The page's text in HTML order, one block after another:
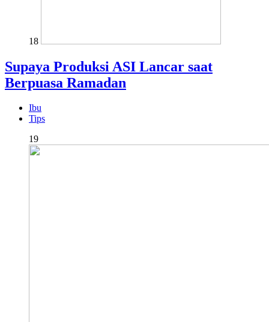
18
Supaya Produksi ASI Lancar saat
Berpuasa Ramadan
Ibu
Tips
19